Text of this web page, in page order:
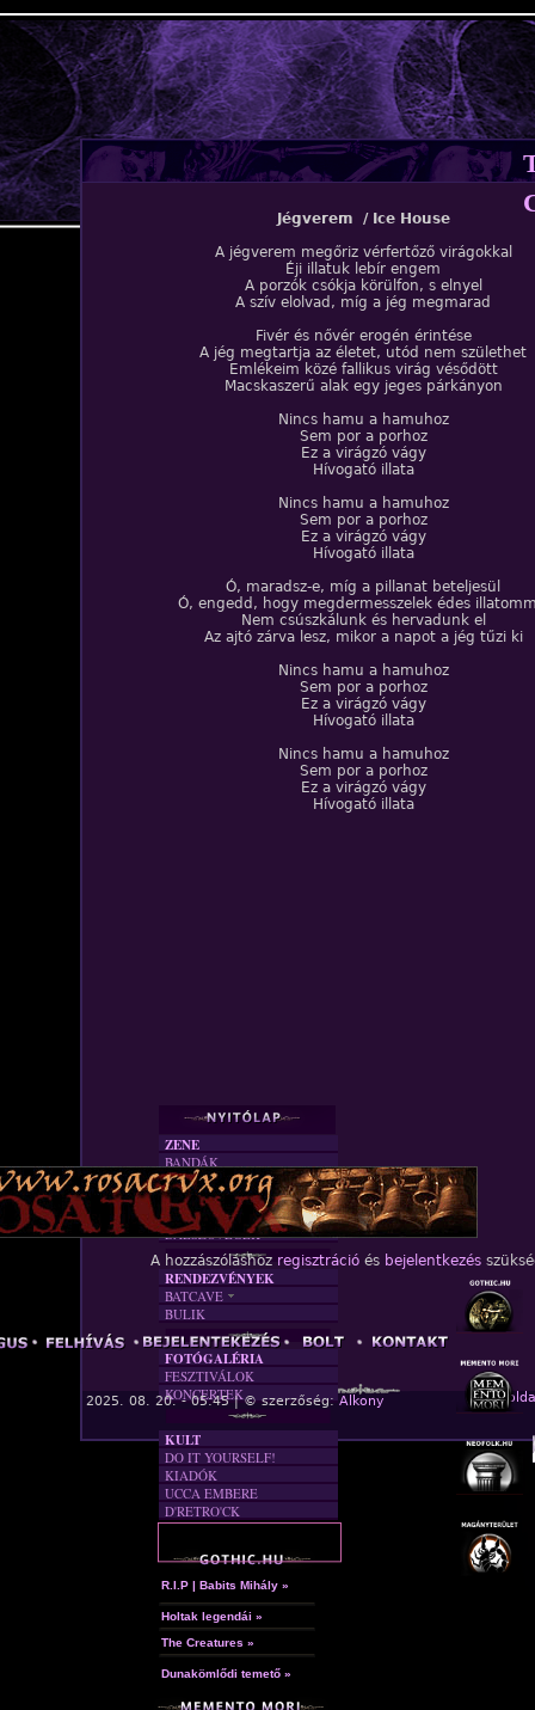
Jump to navigation
Jégverem / Ice House
A jégverem megőriz vérfertőző virágokkal
Éji illatuk lebír engem
A porzók csókja körülfon, s elnyel
A szív elolvad, míg a jég megmarad
Fivér és nővér erogén érintése
A jég megtartja az életet, utód nem születhet
Emlékeim közé fallikus virág vésődött
Macskaszerű alak egy jeges párkányon
Nincs hamu a hamuhoz
Sem por a porhoz
Ez a virágzó vágy
Hívogató illata
Nincs hamu a hamuhoz
Sem por a porhoz
Ez a virágzó vágy
Hívogató illata
Ó, maradsz-e, míg a pillanat beteljesül
Ó, engedd, hogy megdermesszelek édes
Nem csúszkálunk és hervadunk el
Az ajtó zárva lesz, mikor a napot a jég tűzi ki
Nincs hamu a hamuhoz
Sem por a porhoz
Ez a virágzó vágy
Hívogató illata
Nincs hamu a hamuhoz
Sem por a porhoz
Ez a virágzó vágy
Hívogató illata
A hozzászóláshoz regisztrációés bejelentkezés
2025. 08. 20. - 05:45 | © szerzőség:Alkony «
ZENE
BANDÁK
DVD
INTERJÚK
FORDÍTÁSOK
DALSZÖVEGEK
RENDEZVÉNYEK
BATCAVE
AKTUÁLIS
A MÚLT
BULIK
FOTÓGALÉRIA
FESZTIVÁLOK
KONCERTEK
KULT
DO IT YOURSELF!
KIADÓK
UCCA EMBERE
D'RETRO'CK
R.I.P | Babits Mihály »
Holtak legendái »
The Creatures »
Dunakömlődi temető »